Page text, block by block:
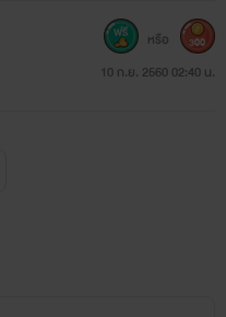
10 ก.ย. 2560 02:40 น.
หรือ 300